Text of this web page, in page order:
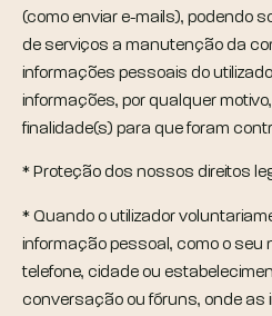
(como enviar e-mails), podendo
de serviços a manutenção da
informações pessoais do
informações, por qualquer
finalidade(s) para que foram
* Proteção dos nossos direitos
* Quando o utilizador
informação pessoal, como o seu
telefone, cidade ou
conversação ou fóruns, onde as